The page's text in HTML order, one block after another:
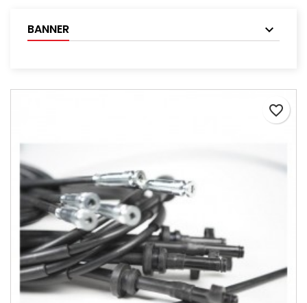
BANNER
favorite_border